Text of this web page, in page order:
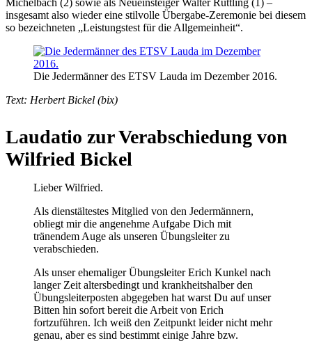
Michelbach (2) sowie als Neueinsteiger Walter Rüttling (1) –
insgesamt also wieder eine stilvolle Übergabe-Zeremonie bei diesem
so bezeichneten „Leistungstest für die Allgemeinheit“.
Die Jedermänner des ETSV Lauda im Dezember 2016.
Text: Herbert Bickel (bix)
Laudatio zur Verabschiedung von
Wilfried Bickel
Lieber Wilfried.
Als dienstältestes Mitglied von den Jedermännern,
obliegt mir die angenehme Aufgabe Dich mit
tränendem Auge als unseren Übungsleiter zu
verabschieden.
Als unser ehemaliger Übungsleiter Erich Kunkel nach
langer Zeit altersbedingt und krankheitshalber den
Übungsleiterposten abgegeben hat warst Du auf unser
Bitten hin sofort bereit die Arbeit von Erich
fortzuführen. Ich weiß den Zeitpunkt leider nicht mehr
genau, aber es sind bestimmt einige Jahre bzw.